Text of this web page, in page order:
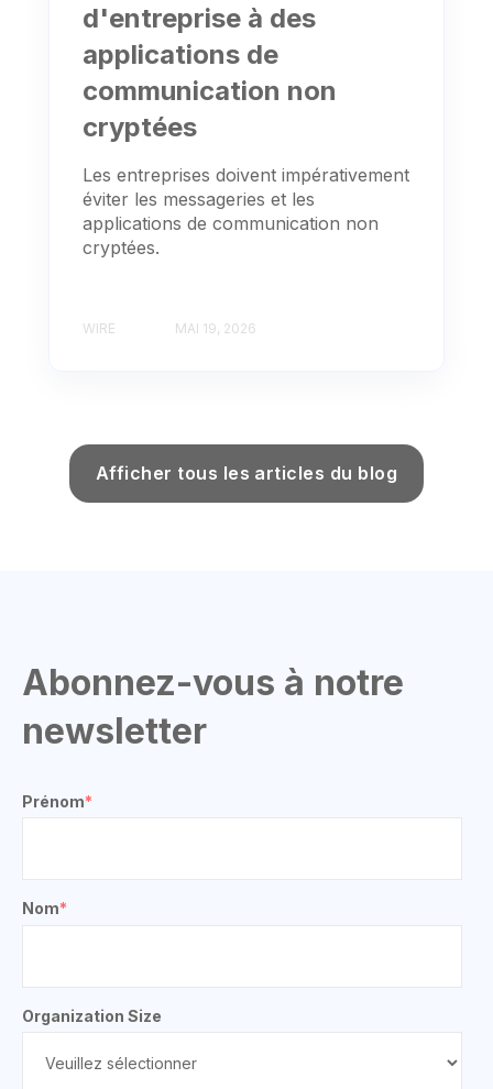
d'entreprise à des
applications de
communication non
cryptées
Les entreprises doivent impérativement
éviter les messageries et les
applications de communication non
cryptées.
WIRE MAI 19, 2026
Afficher tous les articles du blog
Abonnez-vous à notre
newsletter
Prénom*
Nom*
Organization Size